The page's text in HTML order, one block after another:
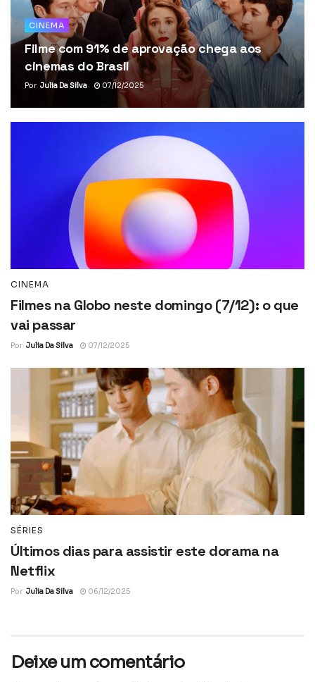
CINEMA
Filme com 91% de aprovação chega aos
cinemas do Brasil
Por Julia Da Silva 07/12/2025
CINEMA
Filmes na Globo neste domingo (7/12): o que
vai passar
Por Julia Da Silva 07/12/2025
SÉRIES
Últimos dias para assistir este dorama na
Netflix
Por Julia Da Silva 06/12/2025
Deixe um comentário